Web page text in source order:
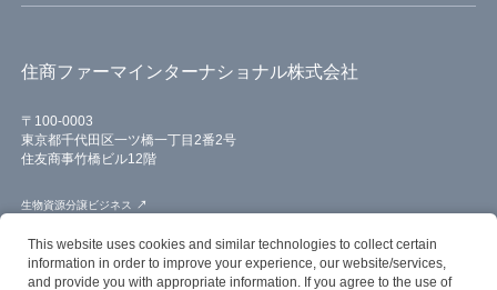
拠点・アクセス
仕事と人を知る
募集要項
住商ファーマインターナショナル株式会社
〒100-0003
東京都千代田区一ツ橋一丁目2番2号
住友商事竹橋ビル12階
生物資源分譲ビジネス
バイオ研究機器・試薬ビジネス
創薬支援パートナリングビジネス
This website uses cookies and similar technologies to collect certain
information in order to improve your experience, our website/services,
and provide you with appropriate information. If you agree to the use of